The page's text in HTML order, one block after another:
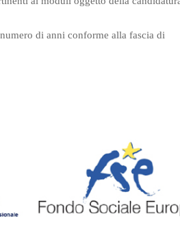
di anni conforme alla fascia di